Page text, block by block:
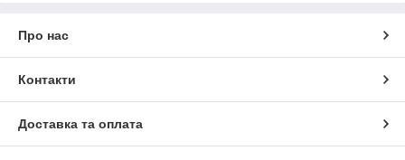
Про нас
Контакти
Доставка та оплата